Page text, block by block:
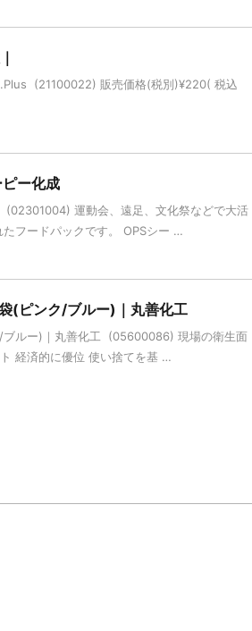
(21100022) 販売価格(税別)¥220( 税込
ー化成
運動会、遠足、文化祭などで大活
フードパックです。 OPSシー …
(ピンク/ブルー)｜丸善化工
ルー)｜丸善化工 (05600086) 現場の衛生面
経済的に優位 使い捨てを基 …